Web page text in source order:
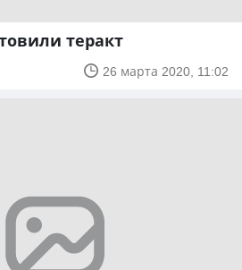
теракт
26 марта 2020, 11:02